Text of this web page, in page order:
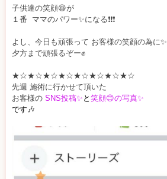
子供達の笑顔😆が
１番 ママのパワー✨になる❗❗❗
よし、今日も頑張って お客様の笑顔の為に✨
夕方まで頑張るぞー✊
★☆★☆★☆★☆★☆★☆★☆★☆
先週 施術に行かせて頂いた
お客様の SNS投稿✨ と 笑顔😊の写真✨
です 🎶